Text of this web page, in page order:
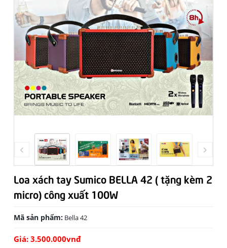
Loa xách tay Sumico BELLA 42 ( tặng kèm 2
micro) công xuất 100W
Mã sản phẩm:Bella 42
Giá: 3.500.000vnđ